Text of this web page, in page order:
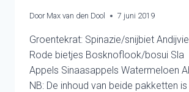
Door Max van den Dool 7 juni 2019
Groentekrat: Spinazie/snijbiet
Rode bietjes Bosknoflook/bosui Sla
Appels Sinaasappels Watermeloen
NB: De inhoud van beide pakketten